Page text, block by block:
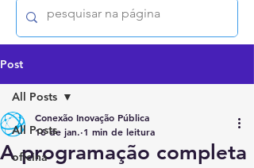
Post
All Posts
oficina
All Posts
A programação completa
Conexão Inovação Pública
16 de jan. 1 min de leitura